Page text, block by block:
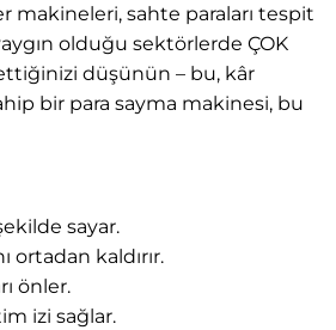
makineleri, sahte paraları tespit
olduğu sektörlerde ÇOK
düşünün – bu, kâr
bir para sayma makinesi, bu
sayar.
ortadan kaldırır.
önler.
izi sağlar.